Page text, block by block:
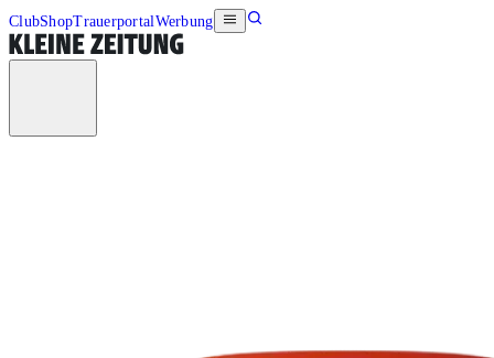
ClubShopTrauerportalWerbung